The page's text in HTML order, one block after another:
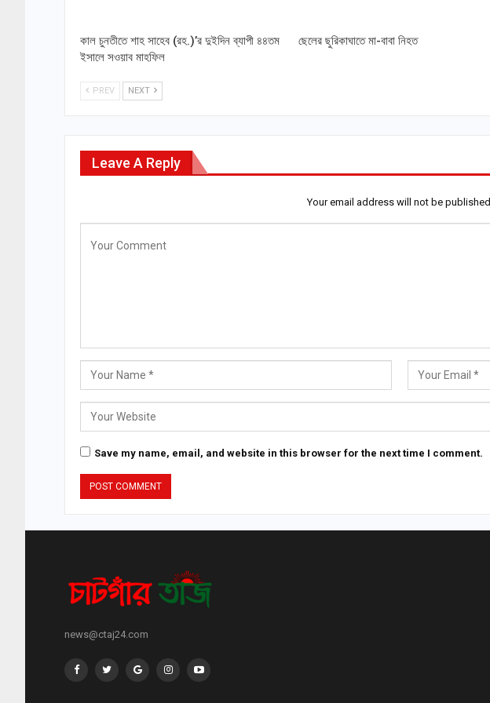
কাল চুনতীতে শাহ সাহেব (রহ.)’র দুইদিন ব্যাপী ৪৪তম
ইসালে সওয়াব মাহফিল
ছেলের ছুরিকাঘাতে মা-বাবা নিহত
PREV NEXT
Leave A Reply
Your email address will not be published.
Save my name, email, and website in this browser for the next time I comment.
news@ctaj24.com